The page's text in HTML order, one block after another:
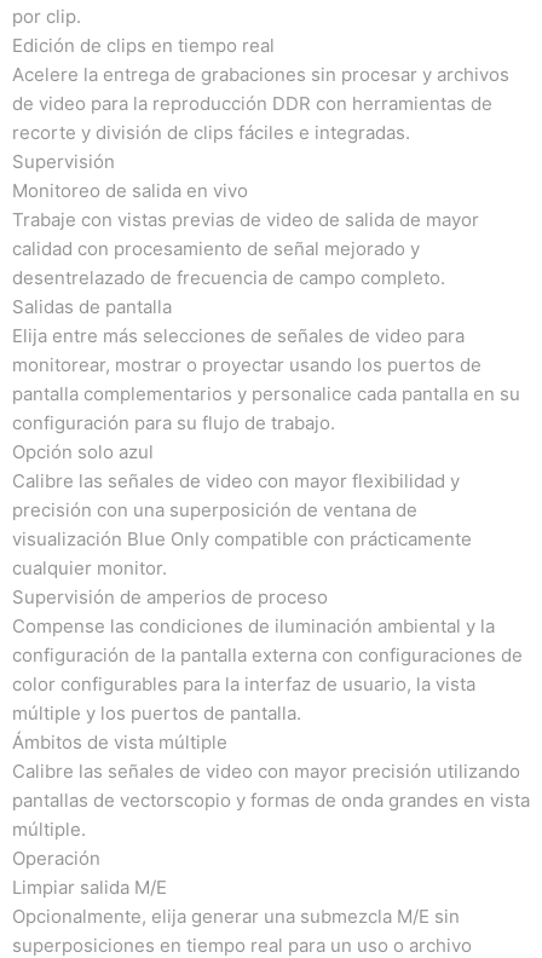
por clip.
Edición de clips en tiempo real
Acelere la entrega de grabaciones sin procesar y archivos
de video para la reproducción DDR con herramientas de
recorte y división de clips fáciles e integradas.
Supervisión
Monitoreo de salida en vivo
Trabaje con vistas previas de video de salida de mayor
calidad con procesamiento de señal mejorado y
desentrelazado de frecuencia de campo completo.
Salidas de pantalla
Elija entre más selecciones de señales de video para
monitorear, mostrar o proyectar usando los puertos de
pantalla complementarios y personalice cada pantalla en su
configuración para su flujo de trabajo.
Opción solo azul
Calibre las señales de video con mayor flexibilidad y
precisión con una superposición de ventana de
visualización Blue Only compatible con prácticamente
cualquier monitor.
Supervisión de amperios de proceso
Compense las condiciones de iluminación ambiental y la
configuración de la pantalla externa con configuraciones de
color configurables para la interfaz de usuario, la vista
múltiple y los puertos de pantalla.
Ámbitos de vista múltiple
Calibre las señales de video con mayor precisión utilizando
pantallas de vectorscopio y formas de onda grandes en vista
múltiple.
Operación
Limpiar salida M/E
Opcionalmente, elija generar una submezcla M/E sin
superposiciones en tiempo real para un uso o archivo